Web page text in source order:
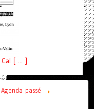
Cal [ ... ]
Agenda passé